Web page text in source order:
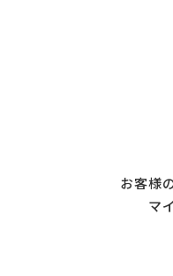
お客様
マ